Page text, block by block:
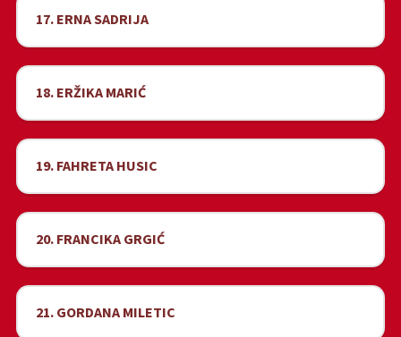
17. ERNA SADRIJA
18. ERŽIKA MARIĆ
19. FAHRETA HUSIC
20. FRANCIKA GRGIĆ
21. GORDANA MILETIC